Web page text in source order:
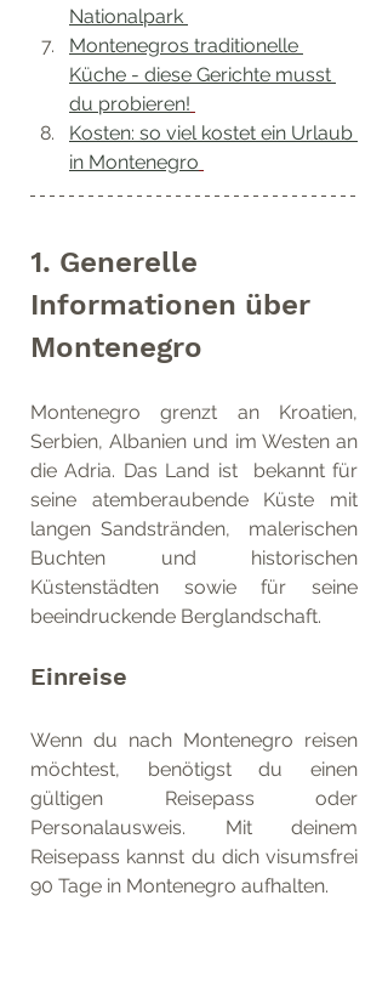
Nationalpark
Montenegros traditionelle
Küche - diese Gerichte musst
du probieren!
Kosten: so viel kostet ein Urlaub
in Montenegro
1. Generelle
Informationen über
Montenegro
Montenegro grenzt an Kroatien,
Serbien, Albanien und im Westen an
die Adria. Das Land ist  bekannt für
seine atemberaubende Küste mit
langen Sandstränden,  malerischen
Buchten und historischen
Küstenstädten sowie für seine
beeindruckende Berglandschaft.
Einreise
Wenn du nach Montenegro reisen
möchtest, benötigst du einen
gültigen Reisepass oder
Personalausweis. Mit deinem
Reisepass kannst du dich visumsfrei
90 Tage in Montenegro aufhalten.